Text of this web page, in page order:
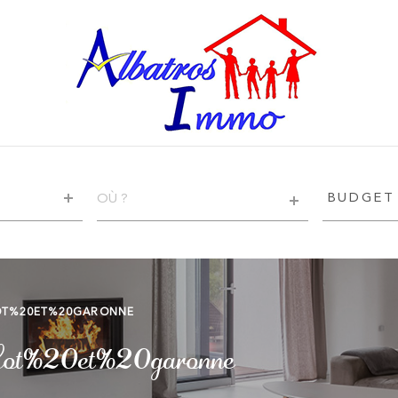
BUDGET
RÉFÉRENCE
Terrasse